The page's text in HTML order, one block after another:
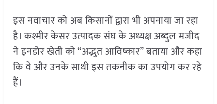
इस नवाचार को अब किसानों द्वारा भी अपनाया जा रहा
है। कश्मीर केसर उत्पादक संघ के अध्यक्ष अब्दुल मजीद
ने इनडोर खेती को “अद्भुत आविष्कार” बताया और कहा
कि वे और उनके साथी इस तकनीक का उपयोग कर रहे
हैं।